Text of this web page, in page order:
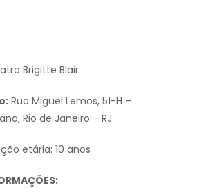
Brigitte Blair
Rua Miguel Lemos, 51-H –
Rio de Janeiro – RJ
etária: 10 anos